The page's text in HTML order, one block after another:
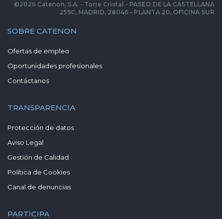
SOBRE CATENON
Ofertas de empleo
Oportunidades profesionales
Contáctanos
TRANSPARENCIA
Protección de datos
Aviso Legal
Gestión de Calidad
Política de Cookies
Canal de denuncias
PARTICIPA
©2026 Catenon, S.A. - Torre Cristal - PASEO DE LA CASTELLANA
259C, MADRID, 28046 - PLANTA 20, OFICINA SUR